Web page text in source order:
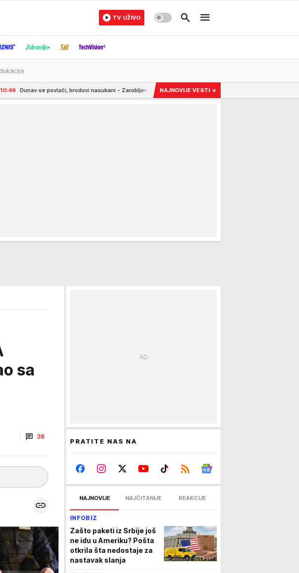
TV UŽIVO
brodovi nasukani - Zarobljena četiri teretna broda! Stručnjak upozorio na posledice suše: "Plovidba
NAJNOVIJE VESTI →
sa
36
PRATITE NAS NA
NAJNOVIJE NAJČITANIJE REAKCIJE
INFOBIZ
Zašto paketi iz Srbije još
ne idu u Ameriku? Pošta
otkrila šta nedostaje za
nastavak slanja